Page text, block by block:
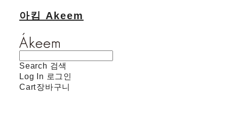
아킴 Akeem
Search 검색
Log In 로그인
Cart장바구니